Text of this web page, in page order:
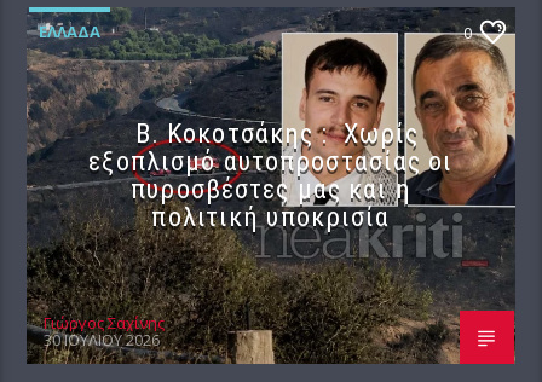
ΕΛΛΆΔΑ 0
Β. Κοκοτσάκης : Χωρίς
εξοπλισμό αυτοπροστασίας οι
πυροσβέστες μας και η
πολιτική υποκρισία
Γιώργος Σαχίνης
30 ΙΟΥΛΊΟΥ 2026